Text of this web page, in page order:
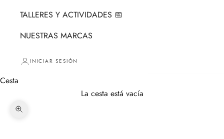
TALLERES Y ACTIVIDADES 📅
NUESTRAS MARCAS
INICIAR SESIÓN
Cesta
La cesta está vacía
Zoom